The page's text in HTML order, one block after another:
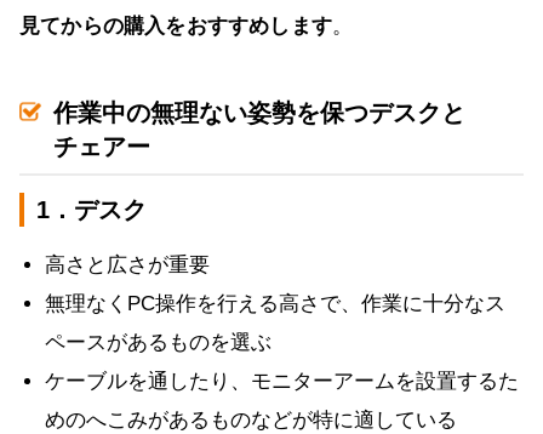
見てからの購入をおすすめします。
作業中の無理ない姿勢を保つデスクと
チェアー
1．デスク
高さと広さが重要
無理なくPC操作を行える高さで、作業に十分なス
ペースがあるものを選ぶ
ケーブルを通したり、モニターアームを設置するた
めのへこみがあるものなどが特に適している